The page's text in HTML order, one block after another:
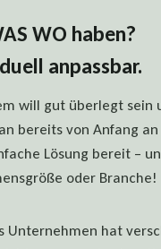
WO haben?
anpassbar.
will gut überlegt sein
bereits von Anfang
Lösung bereit –
oder Branche!
Unternehmen hat